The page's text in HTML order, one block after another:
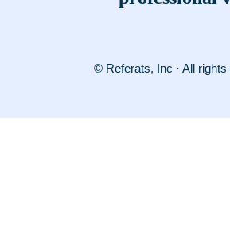
© Referats, Inc · All